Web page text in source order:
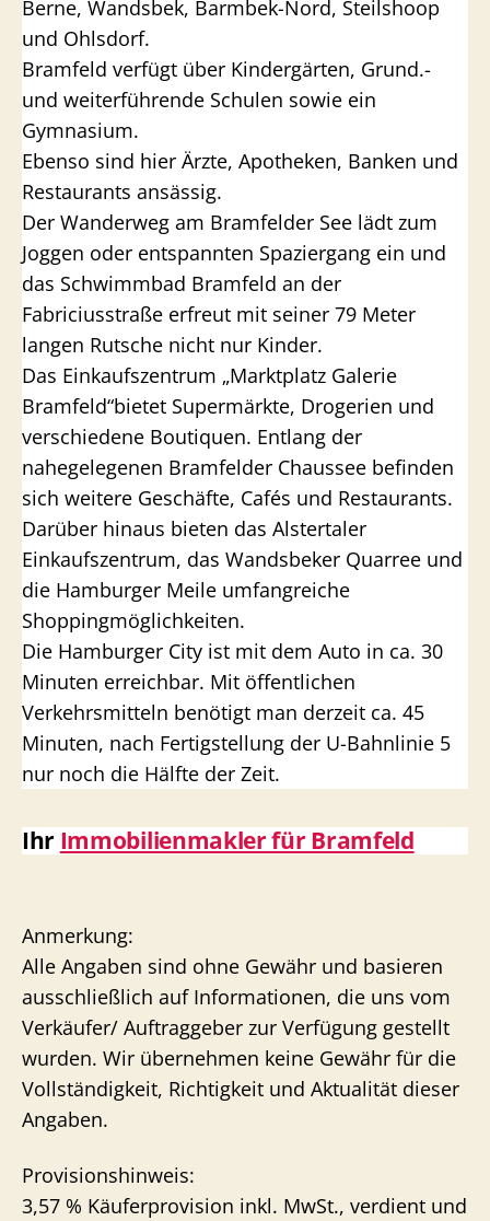
Berne, Wandsbek, Barmbek-Nord, Steilshoop
und Ohlsdorf.
Bramfeld verfügt über Kindergärten, Grund.-
und weiterführende Schulen sowie ein
Gymnasium.
Ebenso sind hier Ärzte, Apotheken, Banken und
Restaurants ansässig.
Der Wanderweg am Bramfelder See lädt zum
Joggen oder entspannten Spaziergang ein und
das Schwimmbad Bramfeld an der
Fabriciusstraße erfreut mit seiner 79 Meter
langen Rutsche nicht nur Kinder.
Das Einkaufszentrum „Marktplatz Galerie
Bramfeld“bietet Supermärkte, Drogerien und
verschiedene Boutiquen. Entlang der
nahegelegenen Bramfelder Chaussee befinden
sich weitere Geschäfte, Cafés und Restaurants.
Darüber hinaus bieten das Alstertaler
Einkaufszentrum, das Wandsbeker Quarree und
die Hamburger Meile umfangreiche
Shoppingmöglichkeiten.
Die Hamburger City ist mit dem Auto in ca. 30
Minuten erreichbar. Mit öffentlichen
Verkehrsmitteln benötigt man derzeit ca. 45
Minuten, nach Fertigstellung der U-Bahnlinie 5
nur noch die Hälfte der Zeit.
Ihr Immobilienmakler für Bramfeld
Anmerkung:
Alle Angaben sind ohne Gewähr und basieren
ausschließlich auf Informationen, die uns vom
Verkäufer/ Auftraggeber zur Verfügung gestellt
wurden. Wir übernehmen keine Gewähr für die
Vollständigkeit, Richtigkeit und Aktualität dieser
Angaben.
Provisionshinweis:
3,57 % Käuferprovision inkl. MwSt., verdient und